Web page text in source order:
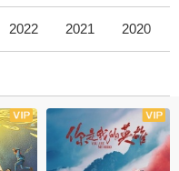
2022 2021 2020